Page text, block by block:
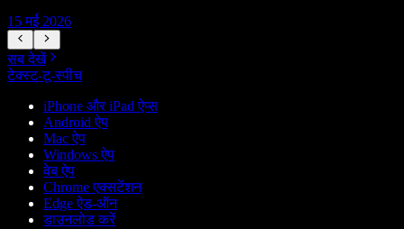
15 मई 2026
सब देखें
टेक्स्ट-टू-स्पीच
iPhone और iPad ऐप्स
Android ऐप
Mac ऐप
Windows ऐप
वेब ऐप
Chrome एक्सटेंशन
Edge ऐड-ऑन
डाउनलोड करें